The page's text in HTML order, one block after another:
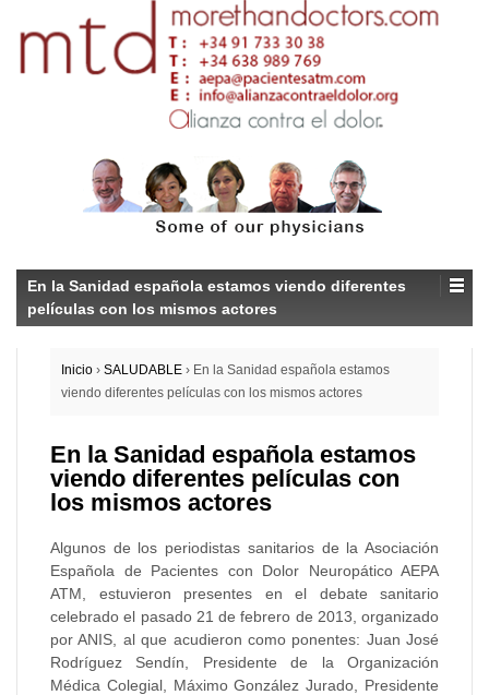
En la Sanidad española estamos viendo diferentes
películas con los mismos actores
Inicio › SALUDABLE › En la Sanidad española estamos
viendo diferentes películas con los mismos actores
En la Sanidad española estamos
viendo diferentes películas con
los mismos actores
Algunos de los periodistas sanitarios de la Asociación
Española de Pacientes con Dolor Neuropático AEPA
ATM, estuvieron presentes en el debate sanitario
celebrado el pasado 21 de febrero de 2013, organizado
por ANIS, al que acudieron como ponentes: Juan José
Rodríguez Sendín, Presidente de la Organización
Médica Colegial, Máximo González Jurado, Presidente